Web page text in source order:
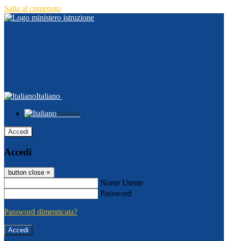
Salta al contenuto
Italiano
Italiano
Accedi
Accedi
button close ×
Nome Utente
Password
Password dimenticata?